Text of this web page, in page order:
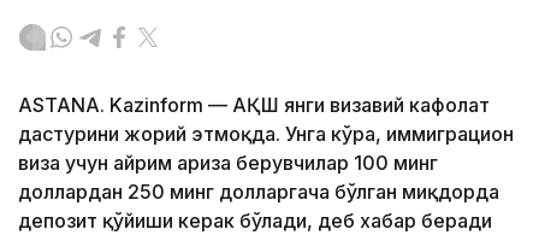
ASTANA. Kazinform — АҚШ янги визавий кафолат
дастурини жорий этмоқда. Унга кўра, иммиграцион
виза учун айрим ариза берувчилар 100 минг
доллардан 250 минг долларгача бўлган миқдорда
депозит қўйиши керак бўлади, деб хабар беради